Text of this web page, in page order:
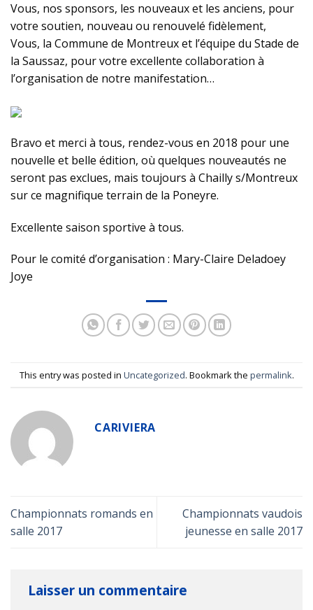
Vous, nos sponsors, les nouveaux et les anciens, pour
votre soutien, nouveau ou renouvelé fidèlement,
Vous, la Commune de Montreux et l’équipe du Stade de
la Saussaz, pour votre excellente collaboration à
l’organisation de notre manifestation…
Bravo et merci à tous, rendez-vous en 2018 pour une
nouvelle et belle édition, où quelques nouveautés ne
seront pas exclues, mais toujours à Chailly s/Montreux
sur ce magnifique terrain de la Poneyre.
Excellente saison sportive à tous.
Pour le comité d’organisation : Mary-Claire Deladoey
Joye
This entry was posted in Uncategorized. Bookmark the permalink.
CARIVIERA
Championnats romands en
salle 2017
Championnats vaudois
jeunesse en salle 2017
Laisser un commentaire